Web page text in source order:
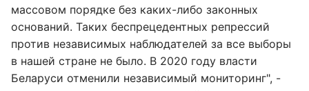
массовом порядке без каких-либо законных
оснований. Таких беспрецедентных репрессий
против независимых наблюдателей за все выборы
в нашей стране не было. В 2020 году власти
Беларуси отменили независимый мониторинг", -